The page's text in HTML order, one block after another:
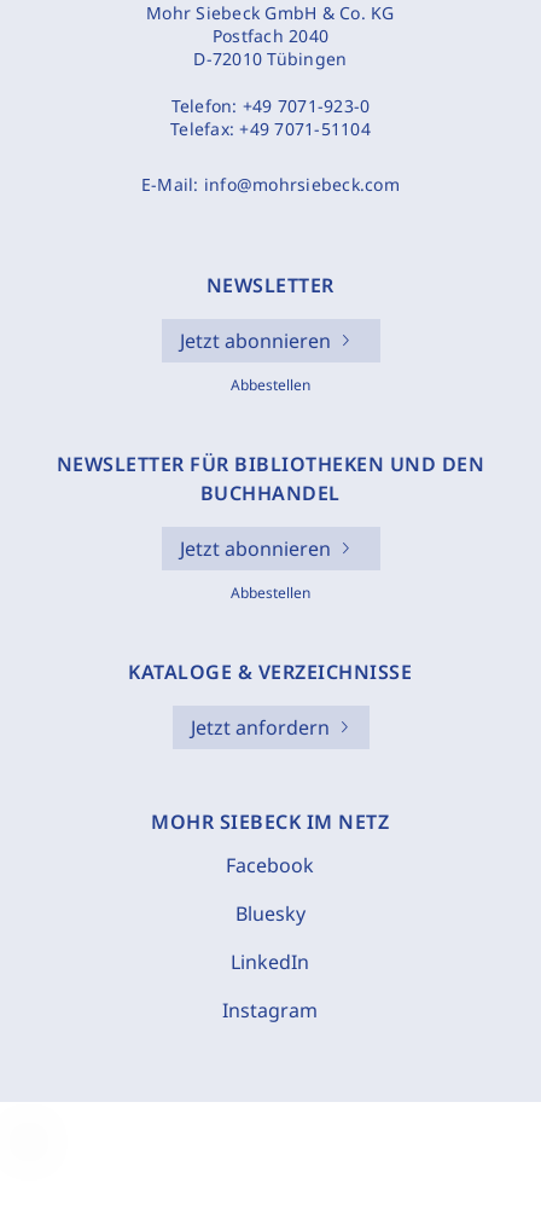
Mohr Siebeck GmbH & Co. KG
Postfach 2040
D-72010 Tübingen
Telefon: +49 7071-923-0
Telefax:+49 7071-51104
E-Mail: info@mohrsiebeck.com
NEWSLETTER
Jetzt abonnieren
Abbestellen
NEWSLETTER FÜR BIBLIOTHEKEN UND DEN
BUCHHANDEL
Jetzt abonnieren
Abbestellen
KATALOGE & VERZEICHNISSE
Jetzt anfordern
MOHR SIEBECK IM NETZ
Facebook
Bluesky
LinkedIn
Instagram